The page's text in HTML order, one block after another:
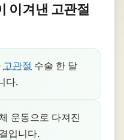
이겨낸 고관절
고관절 수술 한 달
다.
운동으로 다져진
입니다.